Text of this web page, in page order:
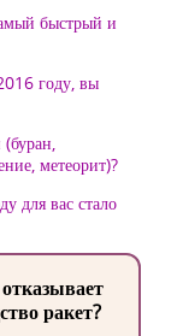
быстрый и
году, вы
(буран,
метеорит)?
для вас стало
ракет?